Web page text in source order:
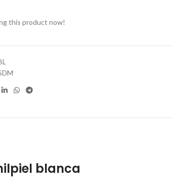
this product now!
blanca